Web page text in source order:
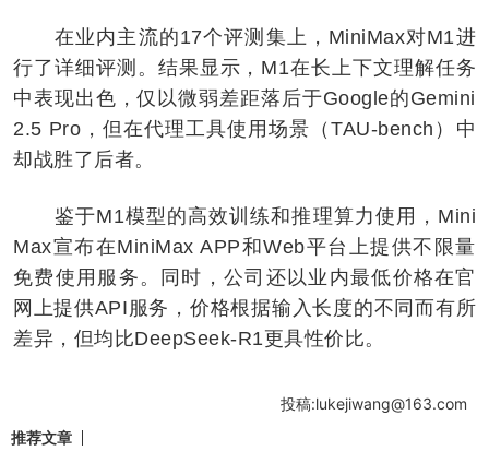
在业内主流的17个评测集上，MiniMax对M1进
行了详细评测。结果显示，M1在长上下文理解任务
中表现出色，仅以微弱差距落后于Google的Gemini
2.5 Pro，但在代理工具使用场景（TAU-bench）中
却战胜了后者。
鉴于M1模型的高效训练和推理算力使用，Mini
Max宣布在MiniMax APP和Web平台上提供不限量
免费使用服务。同时，公司还以业内最低价格在官
网上提供API服务，价格根据输入长度的不同而有所
差异，但均比DeepSeek-R1更具性价比。
投稿:lukejiwang@163.com
推荐文章